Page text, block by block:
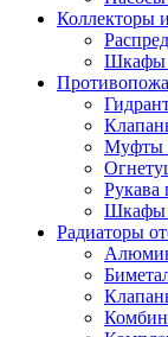
Коллекторы
Шкафы
Муфты
Шкафы
Радиаторы